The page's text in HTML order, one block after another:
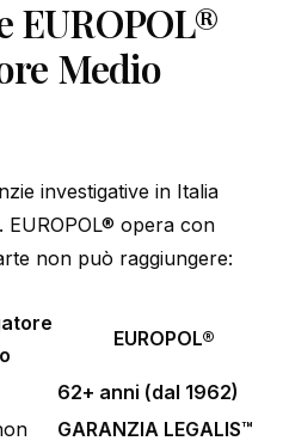
EUROPOL®
Medio
investigative in Italia
opera con
non può raggiungere:
EUROPOL®
62+ anni (dal 1962)
GARANZIA LEGALIS™